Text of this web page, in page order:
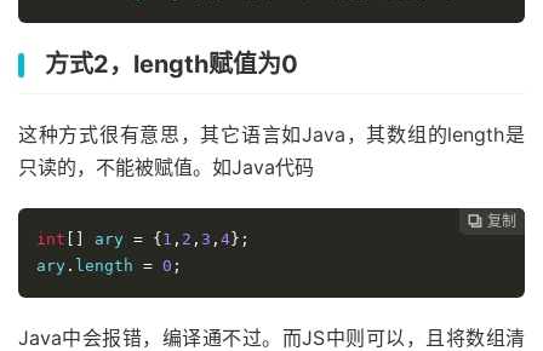
方式2，length赋值为0
这种方式很有意思，其它语言如Java，其数组的length是
只读的，不能被赋值。如Java代码
 复制
 复制
 复制
 复制
 复制
 复制
int [] ary = {1 , 2 , 3 , 4};
ary . length = 0 ;
Java中会报错，编译通不过。而JS中则可以，且将数组清